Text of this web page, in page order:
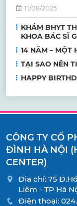
11/08/2025
KHÁM BHYT
KHOA BÁC SĨ
14 NĂM – MỘT
TẠI SAO NÊN
HAPPY
CÔNG TY CỔ
ĐÌNH HÀ NỘI
CENTER)
Địa chỉ: 75
Liêm - TP Hà
Điện thoại: